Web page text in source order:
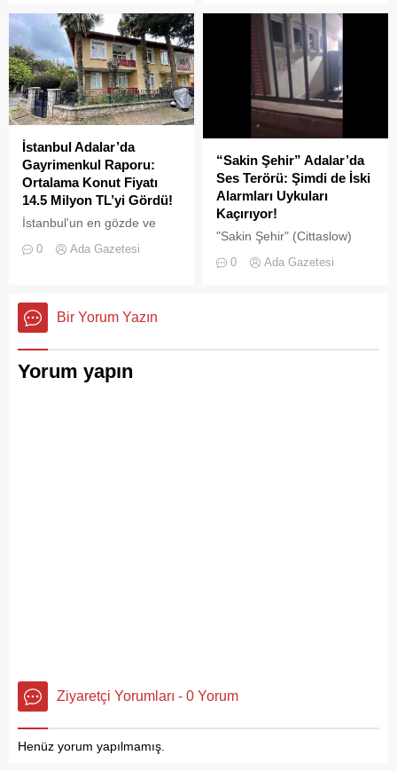
geniş çaplı bir temizlik ve
denetim operasyonu
gerçekleştirildi.
İstanbul Adalar’da
Gayrimenkul Raporu:
Ortalama Konut Fiyatı
14.5 Milyon TL’yi Gördü!
İstanbul'un en gözde ve
olan Adalar ilçesinde,
0 Ada Gazetesi
“Sakin Şehir” Adalar’da
Ses Terörü: Şimdi de İski
Alarmları Uykuları
Kaçırıyor!
"Sakin Şehir" (Cittaslow)
Adalar'da gürültü kirliliği
0 Ada Gazetesi
Bir Yorum Yazın
Yorum yapın
Ziyaretçi Yorumları - 0 Yorum
Henüz yorum yapılmamış.